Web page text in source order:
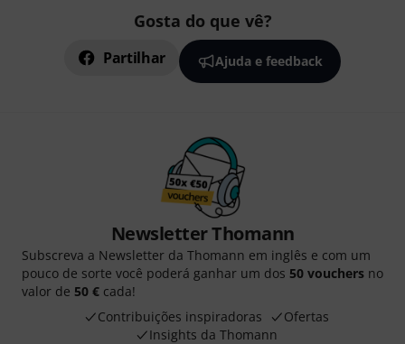
Gosta do que vê?
Partilhar Ajuda e feedback
Newsletter Thomann
Subscreva a Newsletter da Thomann em inglês e com um
pouco de sorte você poderá ganhar um dos 50 vouchers no
valor de 50 € cada!
Contribuições inspiradoras
Ofertas
Insights da Thomann